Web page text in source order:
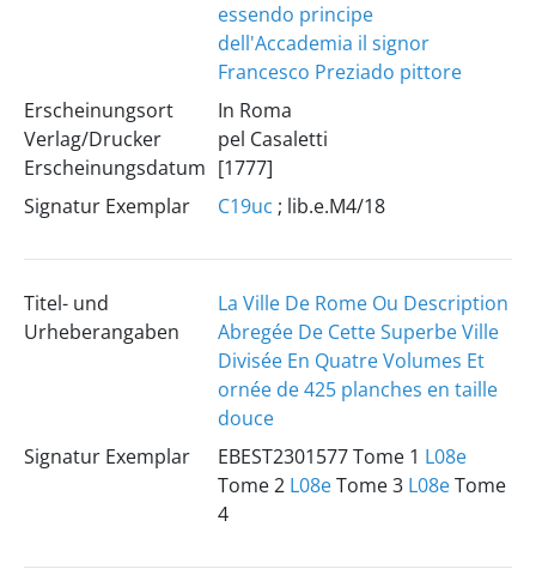
essendo principe
dell'Accademia il signor
Francesco Preziado pittore
Erscheinungsort
Verlag/Drucker
Erscheinungsdatum
In Roma
pel Casaletti
[1777]
Signatur Exemplar
C19uc ; lib.e.M4/18
Titel- und
Urheberangaben
La Ville De Rome Ou Description
Abregée De Cette Superbe Ville
Divisée En Quatre Volumes Et
ornée de 425 planches en taille
douce
Signatur Exemplar
EBEST2301577 Tome 1 L08e
Tome 2 L08eTome 3 L08eTome
4